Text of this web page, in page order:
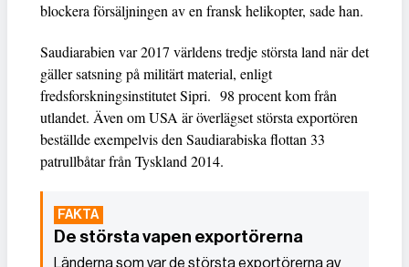
blockera försäljningen av en fransk helikopter, sade han.
Saudiarabien var 2017 världens tredje största land när det
gäller satsning på militärt material, enligt
fredsforskningsinstitutet Sipri. 98 procent kom från
utlandet. Även om USA är överlägset största exportören
beställde exempelvis den Saudiarabiska flottan 33
patrullbåtar från Tyskland 2014.
De största vapen exportörerna
Länderna som var de största exportörerna av